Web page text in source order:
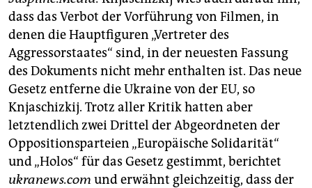
dass das Verbot der Vorführung von Filmen, in
denen die Hauptfiguren „Vertreter des
Aggressorstaates“ sind, in der neuesten Fassung
des Dokuments nicht mehr enthalten ist. Das neue
Gesetz entferne die Ukraine von der EU, so
Knjaschizkij. Trotz aller Kritik hatten aber
letztendlich zwei Drittel der Abgeordneten der
Oppositionsparteien „Europäische Solidarität“
und „Holos“ für das Gesetz gestimmt, berichtet
ukranews.com und erwähnt gleichzeitig, dass der